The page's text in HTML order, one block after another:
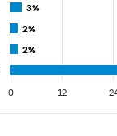
3%
3%
2%
2%
2%
2%
0 12